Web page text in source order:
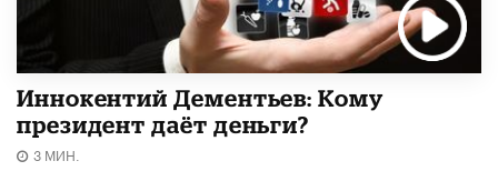
Иннокентий Дементьев: Кому
президент даёт деньги?
3 МИН.